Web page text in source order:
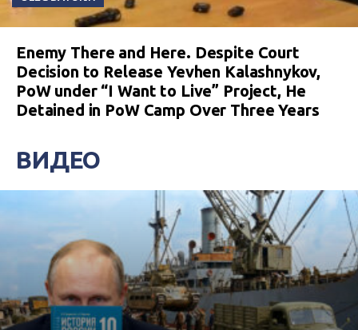
Enemy There and Here. Despite Court
Decision to Release Yevhen Kalashnykov,
PoW under “I Want to Live” Project, He
Detained in PoW Camp Over Three Years
ВИДЕО